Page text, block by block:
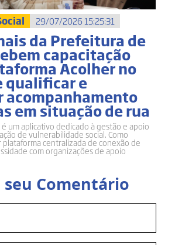
seu Comentário
29/07/2026 15:25:31
da Prefeitura de
capacitação
Acolher no
qualificar e
acompanhamento
em situação de rua
um aplicativo dedicado à gestão e apoio
de vulnerabilidade social. Como
centralizada de conexão de
com organizações de apoio